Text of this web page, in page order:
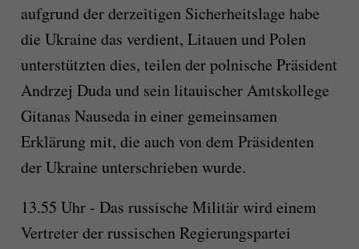
aufgrund der derzeitigen Sicherheitslage habe
die Ukraine das verdient, Litauen und Polen
unterstützten dies, teilen der polnische Präsident
Andrzej Duda und sein litauischer Amtskollege
Gitanas Nauseda in einer gemeinsamen
Erklärung mit, die auch von dem Präsidenten
der Ukraine unterschrieben wurde.
13.55 Uhr - Das russische Militär wird einem
Vertreter der russischen Regierungspartei